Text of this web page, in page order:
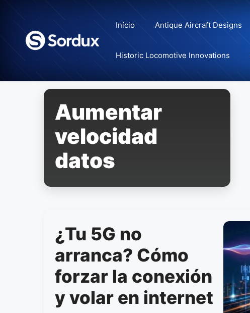
content
Início Antique Aircraft Designs
Historic Locomotive Innovations
Aumentar
velocidad
datos
¿Tu 5G no
arranca? Cómo
forzar la conexión
y volar en internet